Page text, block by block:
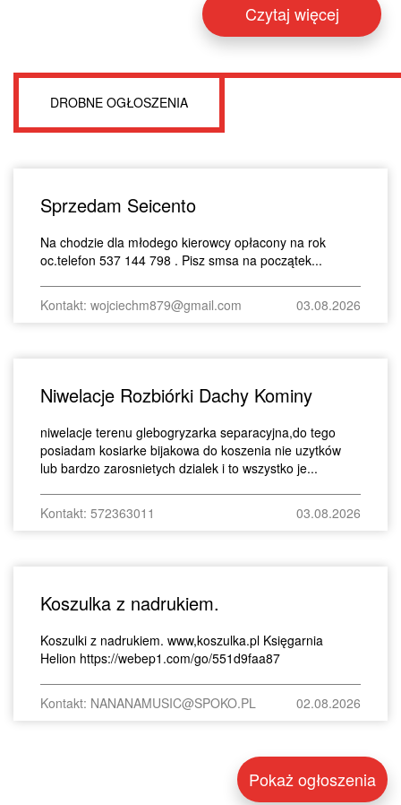
Czytaj więcej
DROBNE OGŁOSZENIA
Sprzedam Seicento
Na chodzie dla młodego kierowcy opłacony na rok
oc.telefon 537 144 798 . Pisz smsa na początek...
Kontakt: wojciechm879@gmail.com 03.08.2026
Niwelacje Rozbiórki Dachy Kominy
niwelacje terenu glebogryzarka separacyjna,do tego
posiadam kosiarke bijakowa do koszenia nie uzytków
lub bardzo zarosnietych dzialek i to wszystko je...
Kontakt: 572363011 03.08.2026
Koszulka z nadrukiem.
Koszulki z nadrukiem. www,koszulka.pl Księgarnia
Helion https://webep1.com/go/551d9faa87
Kontakt: NANANAMUSIC@SPOKO.PL 02.08.2026
Pokaż ogłoszenia